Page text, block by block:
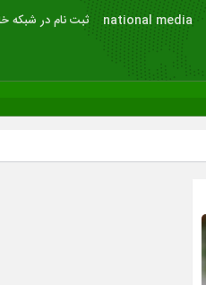
national media ثبت نام در شبکه